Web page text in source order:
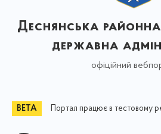
Деснянська районна
державна
офіційний
Портал працює в тестовому